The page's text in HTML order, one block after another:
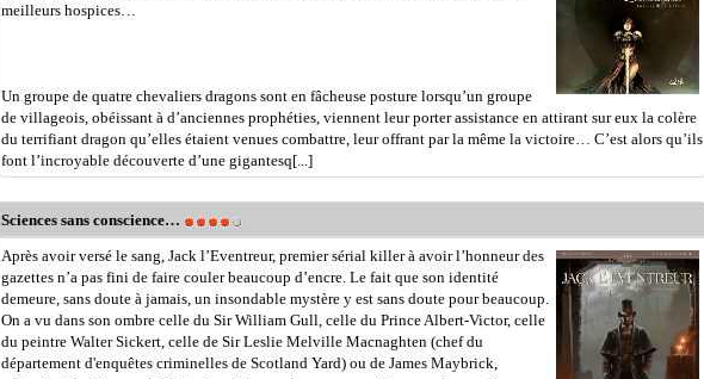
meilleurs hospices…
Un groupe de quatre chevaliers dragons sont en fâcheuse posture lorsqu’un groupe
de villageois, obéissant à d’anciennes prophéties, viennent leur porter assistance en attirant sur eux la colère
du terrifiant dragon qu’elles étaient venues combattre, leur offrant par la même la victoire… C’est alors qu’ils
font l’incroyable découverte d’une gigantesq[...]
Sciences sans conscience…
Après avoir versé le sang, Jack l’Eventreur, premier sérial killer à avoir l’honneur des
gazettes n’a pas fini de faire couler beaucoup d’encre. Le fait que son identité
demeure, sans doute à jamais, un insondable mystère y est sans doute pour beaucoup.
On a vu dans son ombre celle du Sir William Gull, celle du Prince Albert-Victor, celle
du peintre Walter Sickert, celle de Sir Leslie Melville Macnaghten (chef du
département d'enquêtes criminelles de Scotland Yard) ou de James Maybrick,